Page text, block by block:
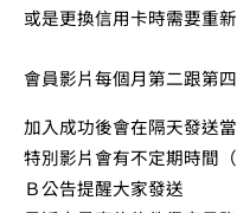
或是更換信用卡時需要重
會員影片每個月第二跟第
加入成功後會在隔天發送
特別影片會有不定期時間
Ｂ公告提醒大家發送